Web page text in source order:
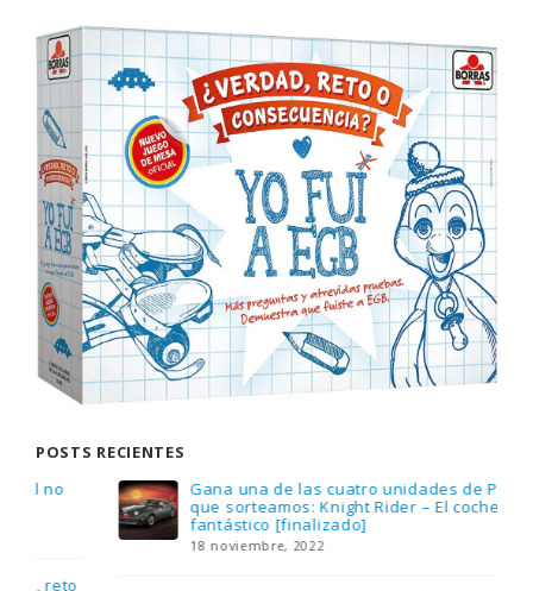
POSTS RECIENTES
Gana una de las cuatro unidades de PLAYMOBIL
que sorteamos: Knight Rider – El coche
fantástico [finalizado]
18 noviembre, 2022